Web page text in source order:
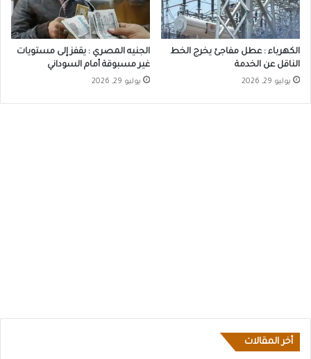
الكهرباء : عطل مفاجئ يخرج الخط
الناقل عن الخدمة
يوليو 29, 2026
الجنيه المصري : يقفز إلى مستويات
غير مسبوقة أمام السوداني
يوليو 29, 2026
أخر المقالات